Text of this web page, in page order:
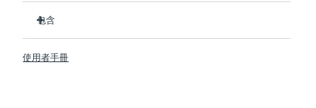
熱能科技幫助面膜中的成分深入肌膚。
T-Sonic
包含
USB 充電線
使用者手冊
英國
美國